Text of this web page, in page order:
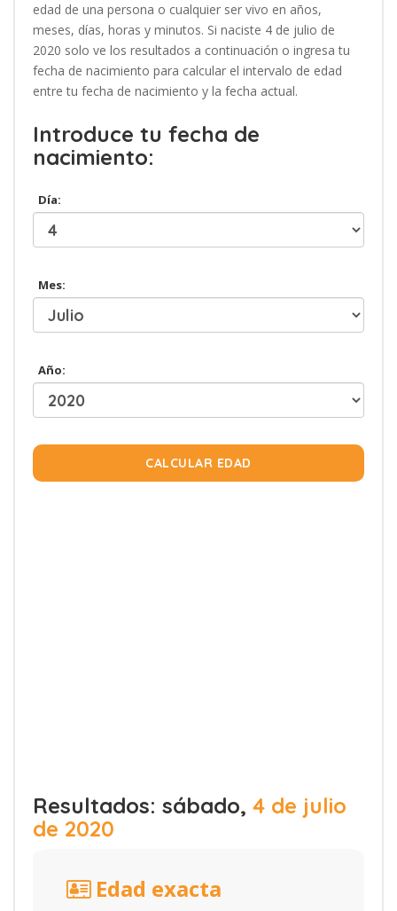
edad de una persona o cualquier ser vivo en años,
meses, días, horas y minutos. Si naciste 4 de julio de
2020 solo ve los resultados a continuación o ingresa tu
fecha de nacimiento para calcular el intervalo de edad
entre tu fecha de nacimiento y la fecha actual.
Introduce tu fecha de
nacimiento:
Día:
Mes:
Año:
CALCULAR EDAD
Resultados: sábado, 4 de julio
de 2020
Edad exacta